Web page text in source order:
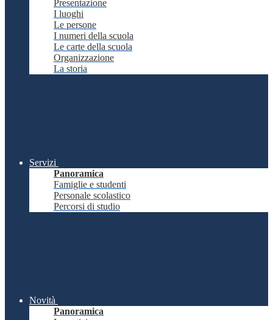
Presentazione
I luoghi
Le persone
I numeri della scuola
Le carte della scuola
Organizzazione
La storia
Servizi
Panoramica
Famiglie e studenti
Personale scolastico
Percorsi di studio
Novità
Panoramica